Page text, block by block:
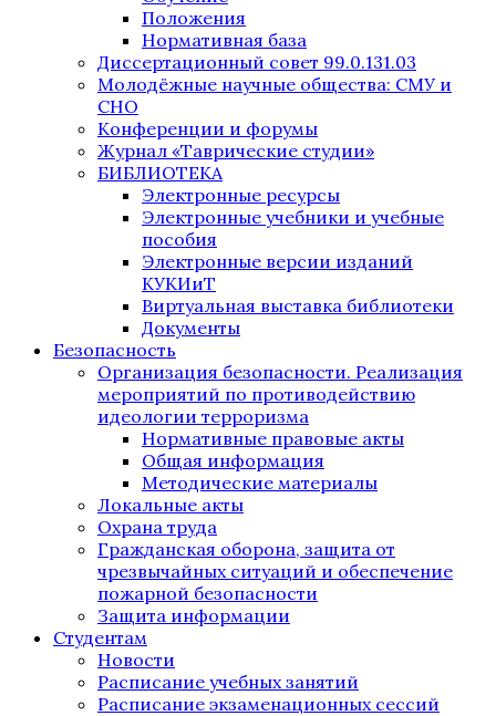
Положения
Нормативная база
Диссертационный совет 99.0.131.03
Молодёжные научные общества: СМУ и
СНО
Конференции и форумы
Журнал «Таврические студии»
БИБЛИОТЕКА
Электронные ресурсы
Электронные учебники и учебные
пособия
Электронные версии изданий
КУКИиТ
Виртуальная выставка библиотеки
Документы
Безопасность
Организация безопасности. Реализация
мероприятий по противодействию
идеологии терроризма
Нормативные правовые акты
Общая информация
Методические материалы
Локальные акты
Охрана труда
Гражданская оборона, защита от
чрезвычайных ситуаций и обеспечение
пожарной безопасности
Защита информации
Студентам
Новости
Расписание учебных занятий
Расписание экзаменационных сессий